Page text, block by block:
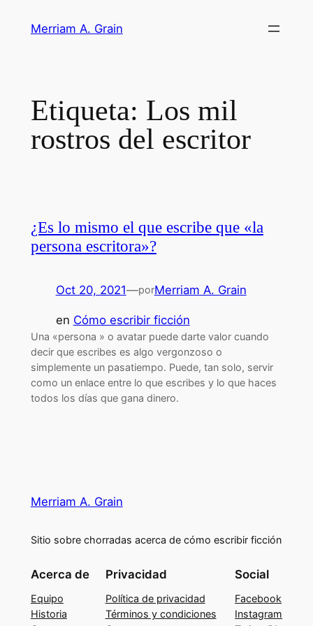
Merriam A. Grain
Etiqueta: Los mil
rostros del escritor
¿Es lo mismo el que escribe que «la
persona escritora»?
Oct 20, 2021—porMerriam A. Grain
en Cómo escribir ficción
Una «persona » o avatar puede darte valor cuando
decir que escribes es algo vergonzoso o
simplemente un pasatiempo. Puede, tan solo, servir
como un enlace entre lo que escribes y lo que haces
todos los días que gana dinero.
Merriam A. Grain
Sitio sobre chorradas acerca de cómo escribir ficción
Acerca de
Equipo
Historia
Privacidad
Política de privacidad
Términos y condiciones
Social
Facebook
Instagram